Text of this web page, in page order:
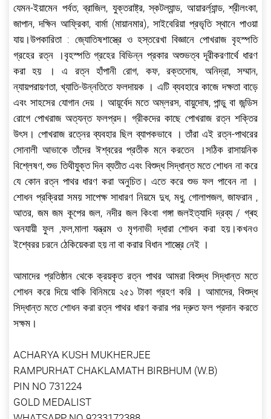
যেমন-ইয়ামেন পর্বত, ব্রাজিল, যুক্তরাষ্ট্র, স্কটল্যান্ড, আয়ারর্ল্যান্ড, শ্রীলংকা,
জাপান, দক্ষিন আফ্রিকা, বার্মা (মায়ানমার), সাইবেরিয়া প্রভৃতি স্থানে পাওয়া
যায়।উপকারিতা : জ্যোতিষশাস্ত্রে ও হস্তরেখা বিজ্ঞানে পোখরাজ বৃহস্পতি
গ্রহের রত্ন ।বৃহস্পতি গ্রহের বিভিন্ন প্রকার অশুভত্ব দূরীকরণার্থে ধারণ
করা হয় । এ রত্ন হাঁপানী রোগ, কফ, রক্তদোষ, অনিদ্রা, সম্মান,
ন্যায়পরায়ণতা, খ্যাতি-উন্নতিতে ফলদায়ক । এটি ব্যবহারে কাজে দক্ষতা বাড়ে
এবং সাহসের যোগান দেয় । আয়ূর্বেদ মতে অম্লরস, বায়ুদোষ, পান্ডু বা জন্ডিস
রোগে পোখরাজ অত্যন্ত ফলপ্রদ। গ্রীকদের কাছে পোখরাজ রত্ন শক্তির
উৎস। পোখরাজ রত্নের ব্যবহার ছিল ব্যাপকভাবে । তাঁরা এই রত্ন-পাথরের
সোনালী আভাকে তাঁদের ঈশ্বরের প্রতীক মনে করতেন ।সঠিক রাসায়নিক
বিশ্লেষণ, শুভ তিথীযুক্ত দিন ব্যতীত এবং বিশুদ্ধ সিদ্ধান্ত মতে শোধন না করে
যে কোন রত্ন পাথর ধারণ করা অনুচিত। এতে করে শুভ ফল পাবেন না ।
শোধন প্রক্রিয়া সময় সাপেক্ষ সাধারণ নিয়মে দুধ, মধু, গোলাপজল, জাফরান ,
আতর, জম জম কূপের জল, নদীর জল কিংবা গঙ্গা জলইত্যাদি দ্রব্য / গ্ৰহ
অনযায়ী ফুল ,ফল,মালা যন্ত্রম ও মৃগনাভী দ্ধারা শোধন করা হয়।কখনও
ইশ্বেরর চরনে ঠেকিয়েকরা হয় না বা করার বিধান শাস্ত্রে নেই ।
আমাদের প্রতিষ্ঠান থেকে ক্রয়কৃত রত্ন পাথর আমরা বিশুদ্ধ সিদ্ধান্ত মতে
শোধন করে দিয়ে থাকি বিনিময়ে ২৫১ টাকা গ্রহণ করি । আমাদের, বিশুদ্ধ
সিদ্ধান্ত মতে শোধন করা রত্ন পাথর ধারণ করার পর দ্রুত ফল প্রদান করতে
সক্ষম।
ACHARYA KUSH MUKHERJEE
RAMPURHAT CHAKLAMATH BIRBHUM (W.B)
PIN NO 731224
GOLD MEDALIST